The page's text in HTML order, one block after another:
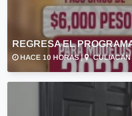
REGRESA EL
HACE 10 HORAS | CULIACÁN